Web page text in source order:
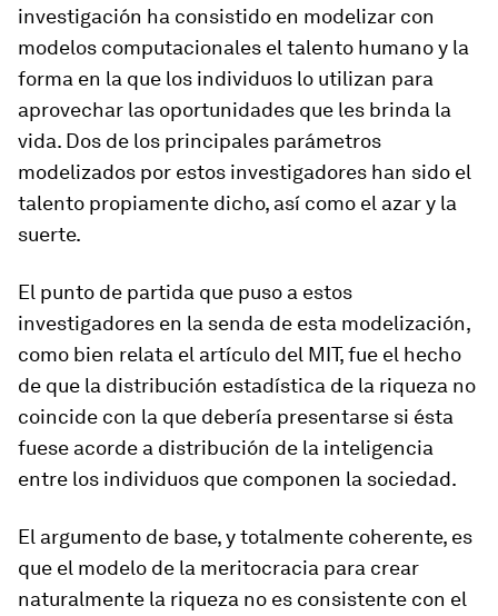
investigación ha consistido en modelizar con
modelos computacionales el talento humano y la
forma en la que los individuos lo utilizan para
aprovechar las oportunidades que les brinda la
vida. Dos de los principales parámetros
modelizados por estos investigadores han sido el
talento propiamente dicho, así como el azar y la
suerte.
El punto de partida que puso a estos
investigadores en la senda de esta modelización,
como bien relata el artículo del MIT, fue el hecho
de que la distribución estadística de la riqueza no
coincide con la que debería presentarse si ésta
fuese acorde a distribución de la inteligencia
entre los individuos que componen la sociedad.
El argumento de base, y totalmente coherente, es
que el modelo de la meritocracia para crear
naturalmente la riqueza no es consistente con el